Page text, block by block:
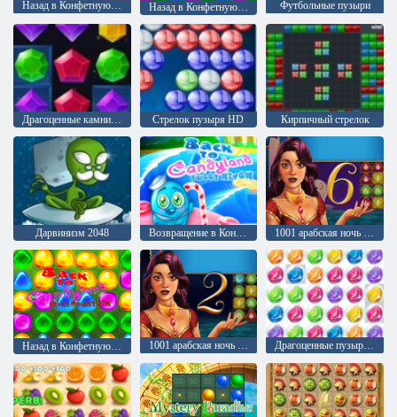
Назад в Конфетную страну 2 Назад в Конфетную страну 4: Леденцовый сад Футбольные пузыри
Драгоценные камни: Взрыв Стрелок пузыря HD Кирпичный стрелок
Дарвинизм 2048 Возвращение в Конфетную страну: Сладкая река
Назад в Конфетную страну 5: Шоколадная гора 1001 арабская ночь 2: Аладдин и волшебная лампа Драгоценные пузыри 3